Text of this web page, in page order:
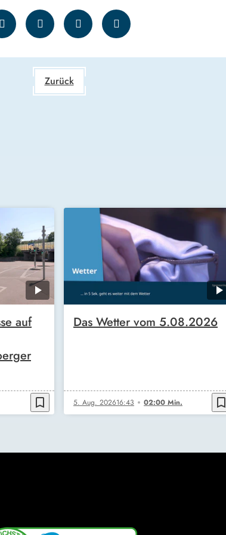
Zurück
auf
bookmark_border
Das Wetter vom 5.08.2026
5. Aug. 202616:43 02:00 Min. bookmark_border